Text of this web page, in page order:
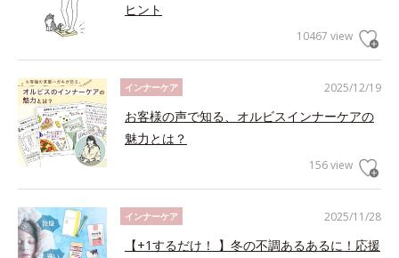
ヒント
10467 view
2025/12/19
インナーケア
お客様の声で知る、オルビスインナーケアの
魅力とは？
156 view
2025/11/28
インナーケア
【+1するだけ！ 】冬の不調あるあるに！応援